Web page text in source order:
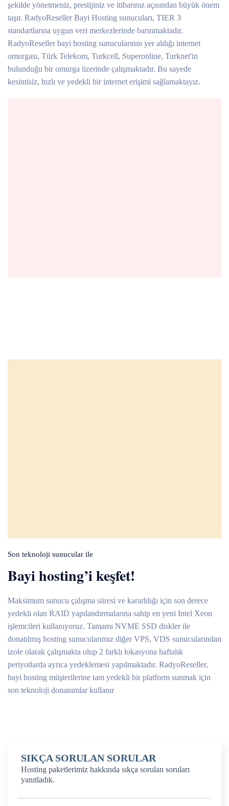
şekilde yönetmeniz, prestijiniz ve itibarınız açısından büyük önem
taşır. RadyoReseller Bayi Hosting sunucuları, TIER 3
standartlarına uygun veri merkezlerinde barınmaktadır.
RadyoReseller bayi hosting sunucularının yer aldığı internet
omurgası, Türk Telekom, Turkcell, Superonline, Turknet'in
bulunduğu bir omurga üzerinde çalışmaktadır. Bu sayede
kesintisiz, hızlı ve yedekli bir internet erişimi sağlamaktayız.
Son teknoloji sunucular ile
Bayi hosting’i keşfet!
Maksimum sunucu çalışma süresi ve kararlılığı için son derece
yedekli olan RAID yapılandırmalarına sahip en yeni Intel Xeon
işlemcileri kullanıyoruz. Tamamı NVME SSD diskler ile
donatılmış hosting sunucularımız diğer VPS, VDS sunucularından
izole olarak çalışmakta olup 2 farklı lokasyona haftalık
periyotlarda ayrıca yedeklemesi yapılmaktadır. RadyoReseller,
bayi hosting müşterilerine tam yedekli bir platform sunmak için
son teknoloji donanımlar kullanır
SIKÇA SORULAN SORULAR
Hosting paketlerimiz hakkında sıkça sorulan soruları
yanıtladık.